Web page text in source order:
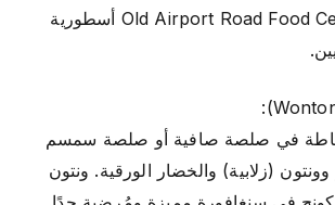
المُقدَّمة في Old Airport Road Food Centre أسطورية
في صلصة صافية أو صلصة سمسم
(زلابية) والخضار الورقية. ونتون